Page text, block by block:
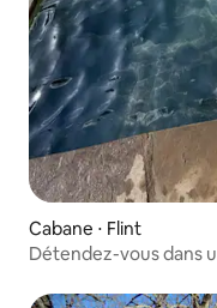
Cabane ⋅ Flint
Détendez-vous dans